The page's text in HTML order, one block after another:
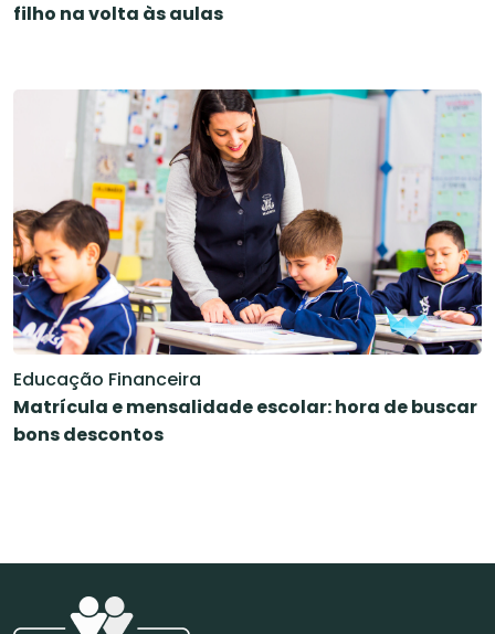
filho na volta às aulas
Educação Financeira
Matrícula e mensalidade escolar: hora de buscar
bons descontos